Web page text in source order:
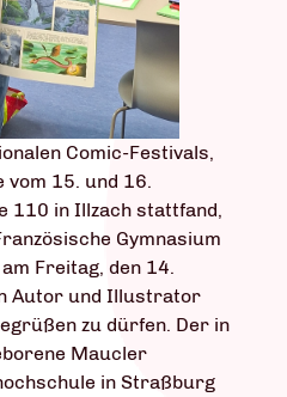
Comic-Festivals,
vom 15. und 16.
110 in Illzach stattfand,
Gymnasium
Freitag, den 14.
Autor und Illustrator
zu dürfen. Der in
Maucler
in Straßburg